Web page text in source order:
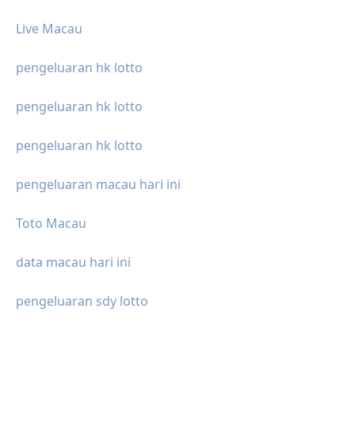
Live Macau
pengeluaran hk lotto
pengeluaran hk lotto
pengeluaran hk lotto
pengeluaran macau hari ini
Toto Macau
data macau hari ini
pengeluaran sdy lotto